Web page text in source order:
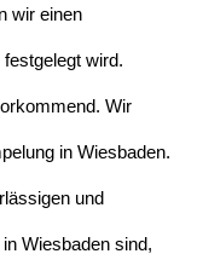
wir einen
wird.
Wir
in Wiesbaden.
und
Wiesbaden sind,